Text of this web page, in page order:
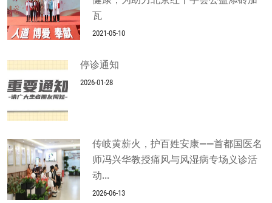
瓦
2021-05-10
停诊通知
2026-01-28
传岐黄薪火，护百姓安康——首都国医名
师冯兴华教授痛风与风湿病专场义诊活
动...
2026-06-13